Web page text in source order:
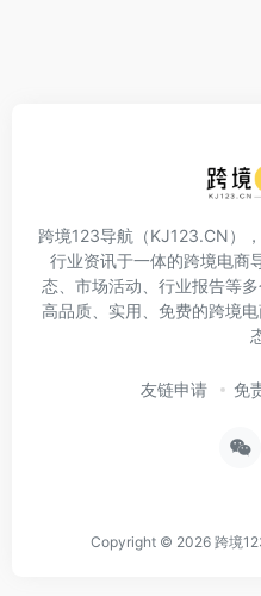
跨境123导航（KJ123.CN）
行业资讯于一体的跨境电商
态、市场活动、行业报告等
高品质、实用、免费的跨境
友链申请 免
Copyright © 2026 跨境